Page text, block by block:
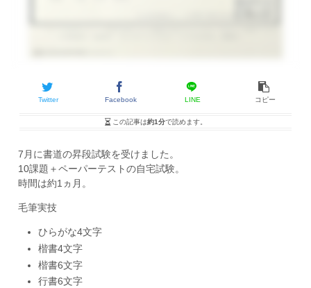
Twitter Facebook LINE コピー
この記事は約1分で読めます。
7月に書道の昇段試験を受けました。
10課題＋ペーパーテストの自宅試験。
時間は約1ヵ月。
毛筆実技
ひらがな4文字
楷書4文字
楷書6文字
行書6文字